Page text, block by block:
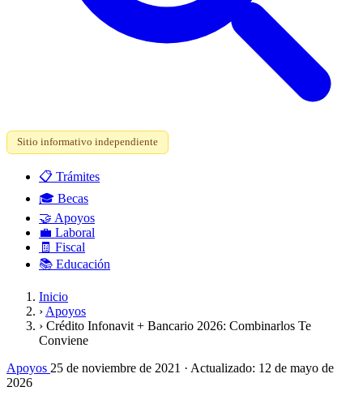
Sitio informativo independiente
📋 Trámites
🎓 Becas
🤝 Apoyos
💼 Laboral
🧾 Fiscal
📚 Educación
Inicio
› Apoyos
› Crédito Infonavit + Bancario 2026: Combinarlos Te
Conviene
Apoyos 25 de noviembre de 2021 · Actualizado: 12 de mayo de
2026